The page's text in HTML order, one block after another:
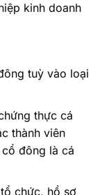
kinh doanh
tuỳ vào loại
thực cá
thành viên
đông là cá
chức, hồ sơ